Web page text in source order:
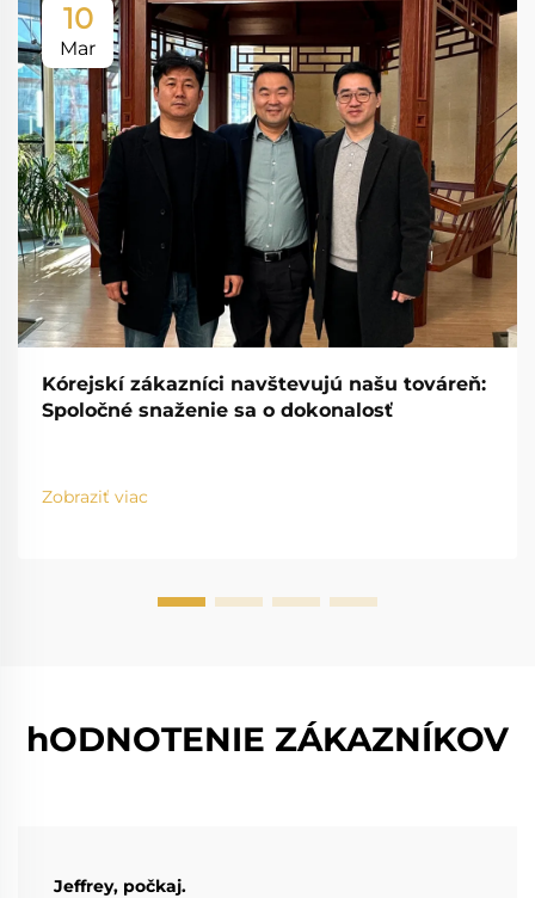
10
Mar
Kórejskí zákazníci navštevujú našu továreň:
Spoločné snaženie sa o dokonalosť
Zobraziť viac
hODNOTENIE ZÁKAZNÍKOV
Jeffrey, počkaj.